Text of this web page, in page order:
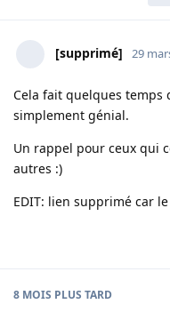
[supprimé] 29
Cela fait quelques
simplement génial.
Un rappel pour ceux qui
autres :)
EDIT: lien supprimé car
8 MOIS PLUS TARD